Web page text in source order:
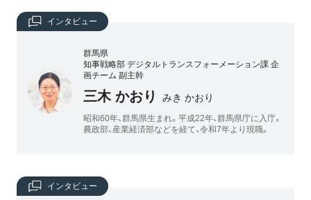
インタビュー
群馬県
知事戦略部 デジタルトランスフォーメーション課 企
画チーム 副主幹
三木 かおり みき かおり
昭和60年、群馬県生まれ。平成22年、群馬県庁に入庁。
農政部、産業経済部などを経て、令和7年より現職。
インタビュー